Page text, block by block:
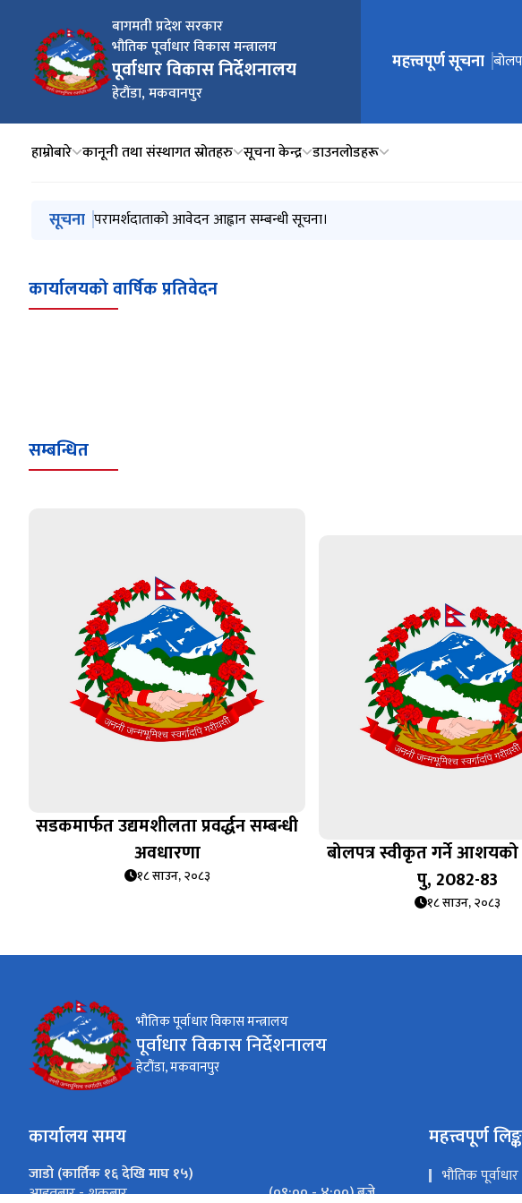
बागमती प्रदेश सरकार
भौतिक पूर्वाधार विकास मन्त्रालय
पूर्वाधार विकास निर्देशनालय
हेटौंडा, मकवानपुर
मुख्य नेभिगेसनमा जानुहोस्
महत्त्वपूर्ण सूचना
हाम्रोबारे कानूनी तथा संस्थागत स्रोतहरु सूचना केन्द्र डाउनलोडहरू
मुख्य नेभिगेसनमा जानुहोस्
सूचना परामर्शदाताको आवेदन आह्वान सम्बन्धी सूचना।
कार्यालयको वार्षिक प्रतिवेदन
सम्बन्धित
सडकमार्फत उद्यमशीलता प्रवर्द्धन सम्बन्धी
अवधारणा
१८ साउन, २०८३
बोलपत्र स्वीकृत गर्ने
पु, 2082-83
१८ साउन, २०८३
भौतिक पूर्वाधार विकास मन्त्रालय
पूर्वाधार विकास निर्देशनालय
हेटौंडा, मकवानपुर
कार्यालय समय
जाडो (कार्तिक १६ देखि माघ १५)
आइतबार - शुक्रबार (०९:०० - ४:००) बजे
महत्त्वपूर्ण
भौतिक